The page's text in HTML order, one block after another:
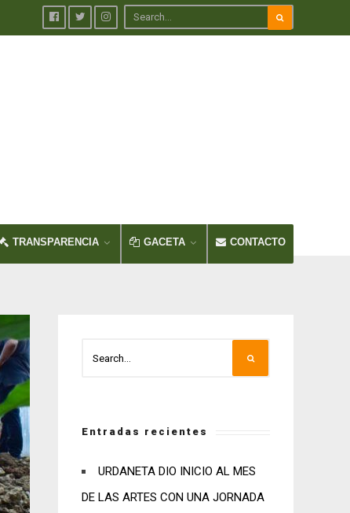
TRANSPARENCIA GACETA CONTACTO
Entradas recientes
URDANETA DIO INICIO AL MES
DE LAS ARTES CON UNA JORNADA